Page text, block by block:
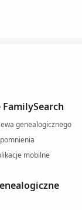
genealogicznego
mobilne